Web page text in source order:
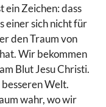
ein Zeichen: dass
einer sich nicht für
den Traum von
Wir bekommen
Blut Jesu Christi.
Welt.
wahr, wo wir